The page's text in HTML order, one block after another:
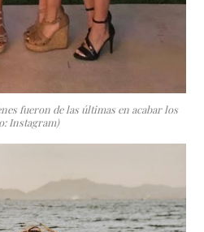
fueron de las últimas en acabar los
Instagram)